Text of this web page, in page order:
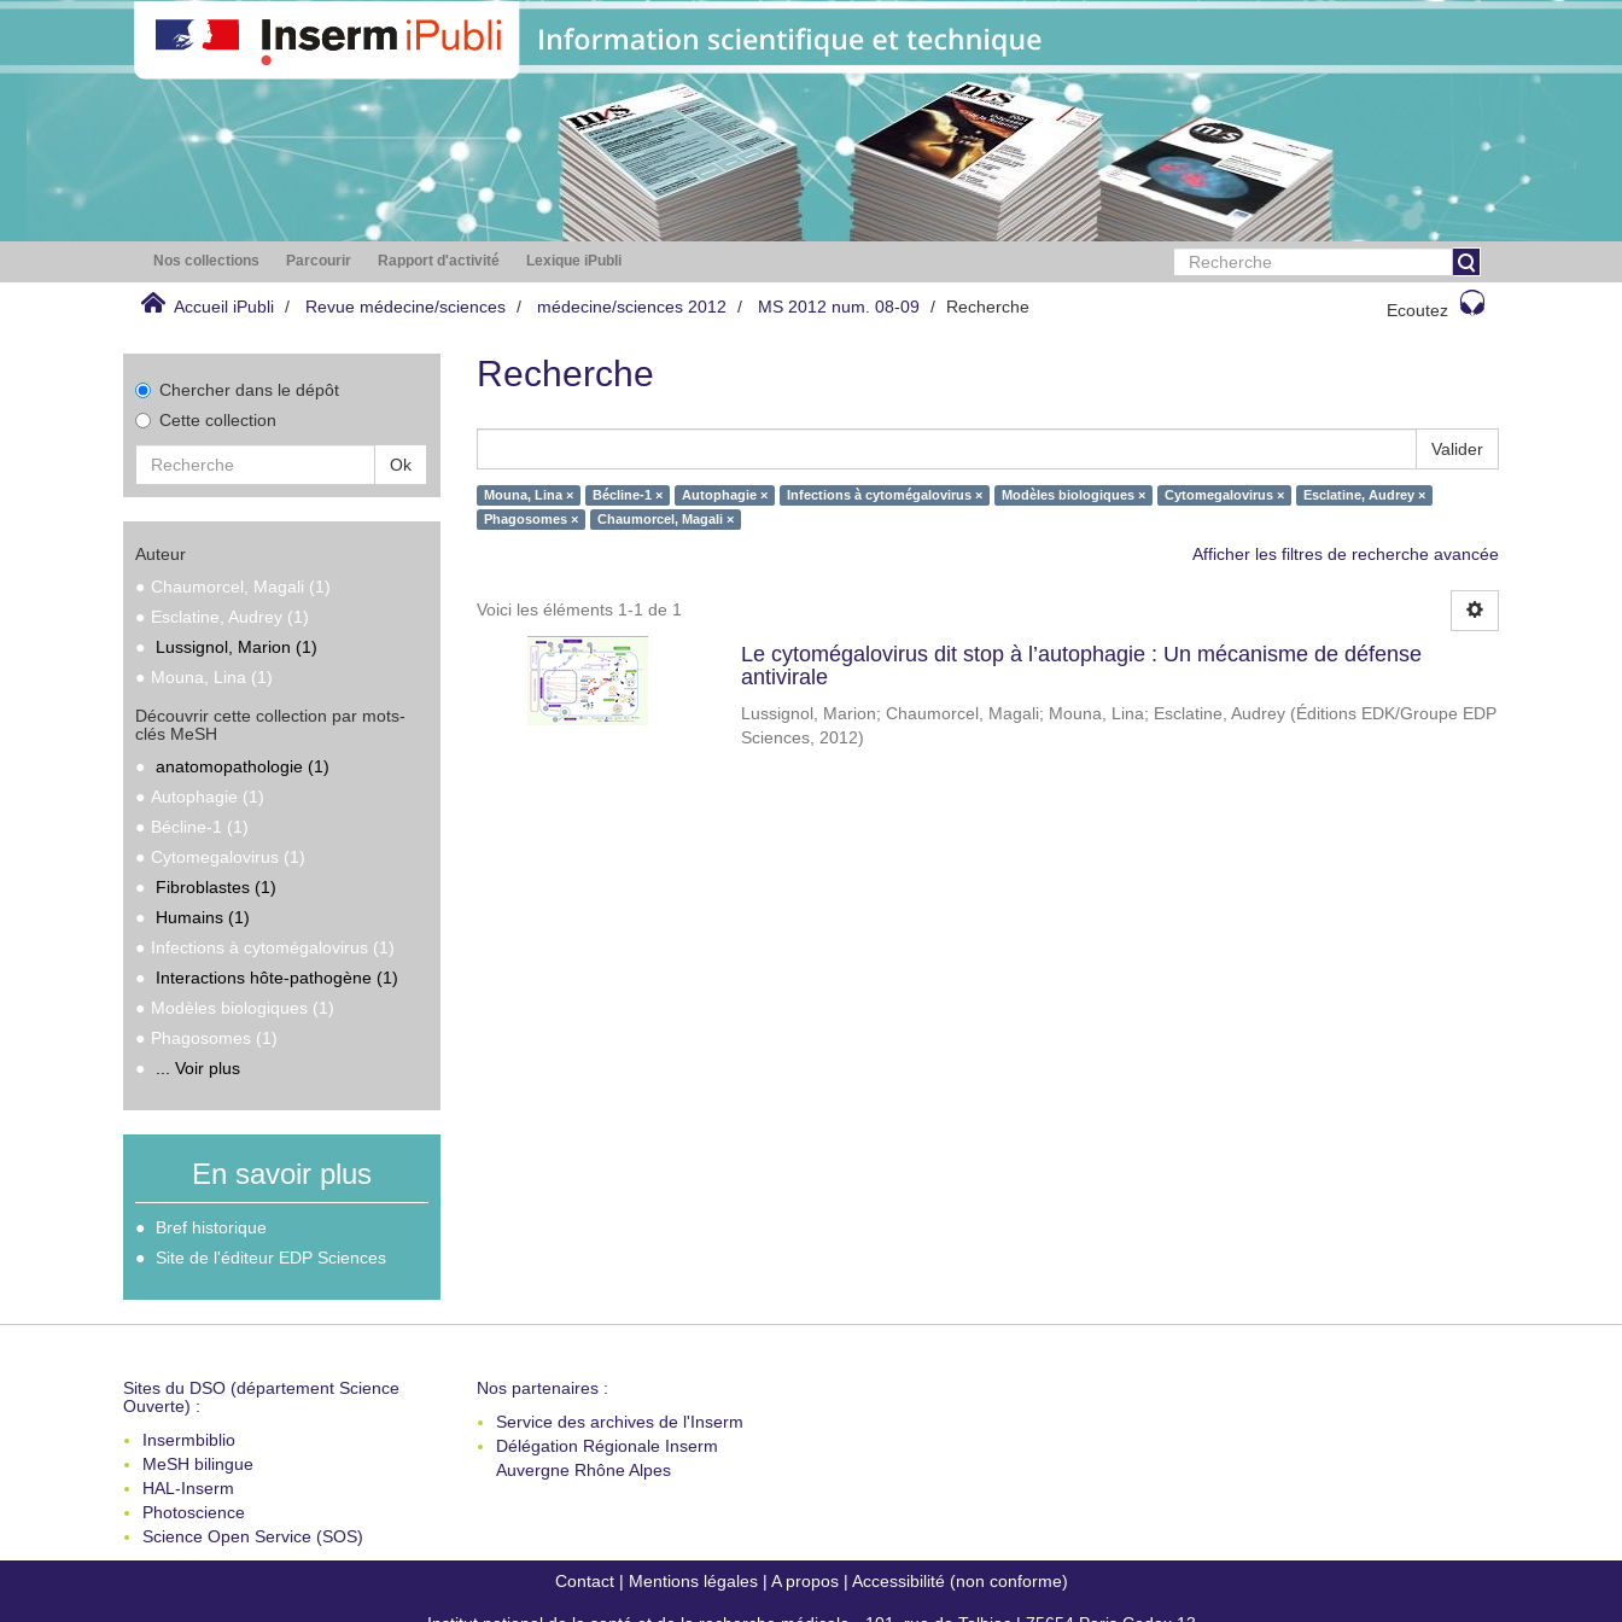
Nos collections Parcourir Rapport d'activité Lexique iPubli
Accueil iPubli Revue médecine/sciences médecine/sciences 2012 MS 2012 num. 08-09 Recherche Ecoutez
Chercher dans le dépôt
Cette collection
Ok
Auteur
Chaumorcel, Magali (1)
Esclatine, Audrey (1)
Lussignol, Marion (1)
Mouna, Lina (1)
Découvrir cette collection par mots-
clés MeSH
anatomopathologie (1)
Autophagie (1)
Bécline-1 (1)
Cytomegalovirus (1)
Fibroblastes (1)
Humains (1)
Infections à cytomégalovirus (1)
Interactions hôte-pathogène (1)
Modèles biologiques (1)
Phagosomes (1)
... Voir plus
En savoir plus
Bref historique
Site de l'éditeur EDP Sciences
Recherche
Valider
Mouna, Lina × Bécline-1 × Autophagie × Infections à cytomégalovirus × Modèles biologiques × Cytomegalovirus ×
Esclatine, Audrey ×
Phagosomes ×
Chaumorcel, Magali ×
Afficher les filtres de recherche avancée
Voici les éléments 1-1 de 1
Le cytomégalovirus dit stop à l’autophagie : Un mécanisme de défense
antivirale
Lussignol, Marion; Chaumorcel, Magali; Mouna, Lina; Esclatine, Audrey (Éditions EDK/Groupe EDP
Sciences, 2012)
Sites du DSO (département Science
Ouverte) :
Insermbiblio
MeSH bilingue
HAL-Inserm
Photoscience
Science Open Service (SOS)
Nos partenaires :
Service des archives de l'Inserm
Délégation Régionale Inserm
Auvergne Rhône Alpes
Contact| Mentions légales| A propos| Accessibilité (non conforme)